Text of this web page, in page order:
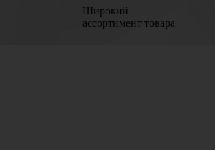
Широкий
ассортимент товара